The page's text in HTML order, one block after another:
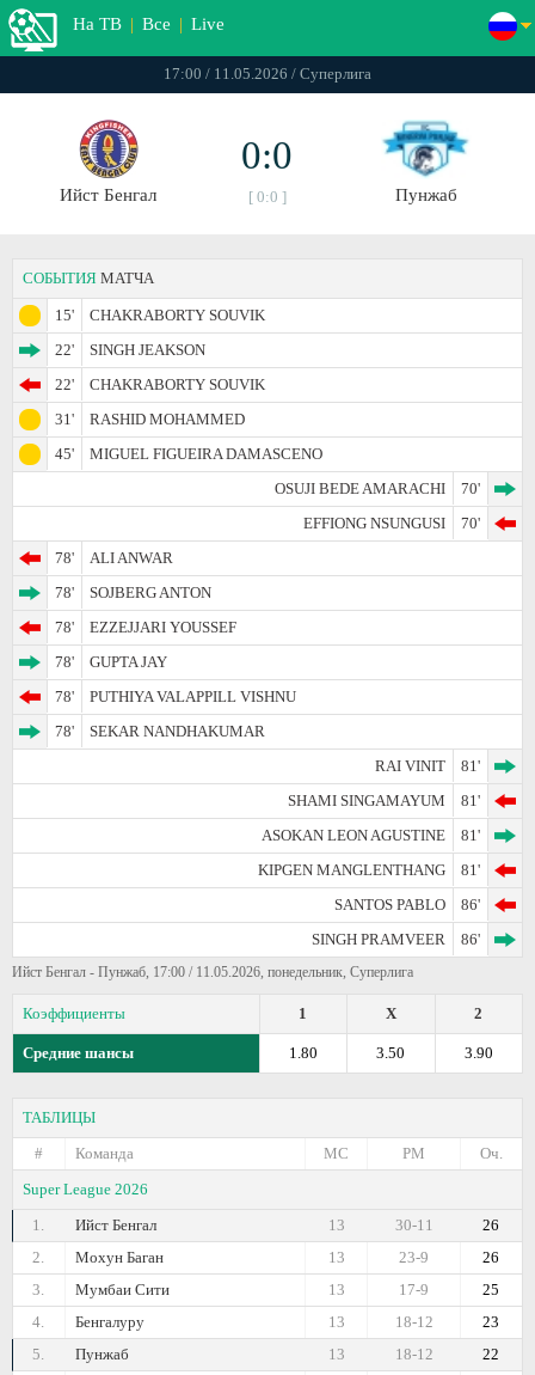
На ТВ | Все | Live
17:00 / 11.05.2026 / Суперлига
Ийст Бенгал
0:0
[ 0:0 ] Пунжаб
СОБЫТИЯ МАТЧА
15'
CHAKRABORTY SOUVIK
22'
SINGH JEAKSON
22'
CHAKRABORTY SOUVIK
31'
RASHID MOHAMMED
45'
MIGUEL FIGUEIRA DAMASCENO
OSUJI BEDE AMARACHI
70'
EFFIONG NSUNGUSI
70'
78'
ALI ANWAR
78'
SOJBERG ANTON
78'
EZZEJJARI YOUSSEF
78'
GUPTA JAY
78'
PUTHIYA VALAPPILL VISHNU
78'
SEKAR NANDHAKUMAR
RAI VINIT
81'
SHAMI SINGAMAYUM
81'
ASOKAN LEON AGUSTINE
81'
KIPGEN MANGLENTHANG
81'
SANTOS PABLO
86'
SINGH PRAMVEER
86'
Ийст Бенгал - Пунжаб, 17:00 / 11.05.2026, понедельник, Суперлига
Коэффициенты 2
X
1
Средние шансы 3.90
3.50
1.80
ТАБЛИЦЫ
#
Команда Оч.
РМ
МС
Super League 2026
1.
Ийст Бенгал 26
30-11
13
2.
Мохун Баган 26
23-9
13
3.
Мумбаи Сити 25
17-9
13
4.
Бенгалуру 23
18-12
13
5.
Пунжаб 22
18-12
13